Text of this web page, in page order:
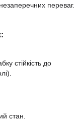
переваг.
стійкість до
стан.